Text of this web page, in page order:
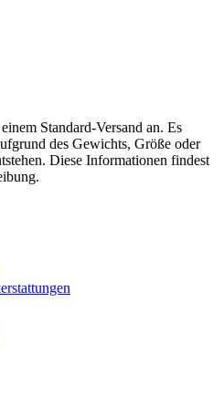
Standard-Versand an. Es
des Gewichts, Größe oder
Diese Informationen findest